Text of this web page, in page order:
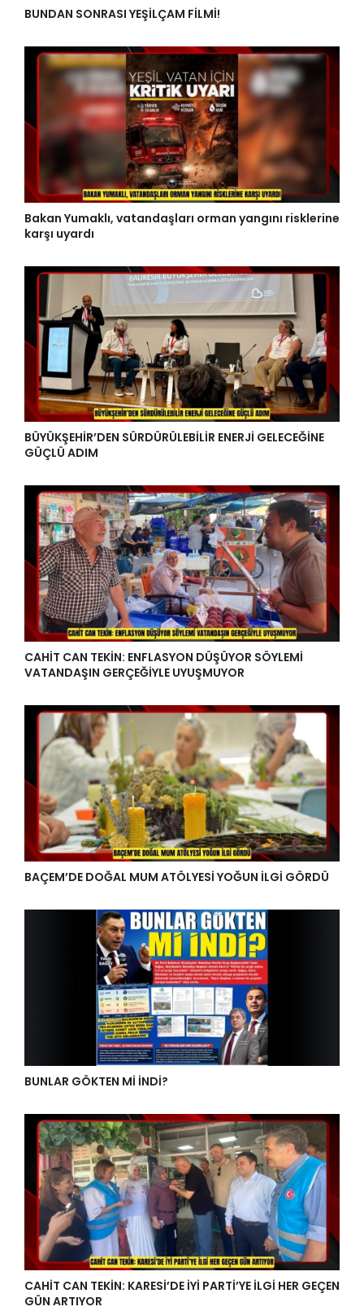
BUNDAN SONRASI YEŞİLÇAM FİLMİ!
Bakan Yumaklı, vatandaşları orman yangını risklerine
karşı uyardı
BÜYÜKŞEHİR’DEN SÜRDÜRÜLEBİLİR ENERJİ GELECEĞİNE
GÜÇLÜ ADIM
CAHİT CAN TEKİN: ENFLASYON DÜŞÜYOR SÖYLEMİ
VATANDAŞIN GERÇEĞİYLE UYUŞMUYOR
BAÇEM’DE DOĞAL MUM ATÖLYESİ YOĞUN İLGİ GÖRDÜ
BUNLAR GÖKTEN Mİ İNDİ?
CAHİT CAN TEKİN: KARESİ’DE İYİ PARTİ’YE İLGİ HER GEÇEN
GÜN ARTIYOR